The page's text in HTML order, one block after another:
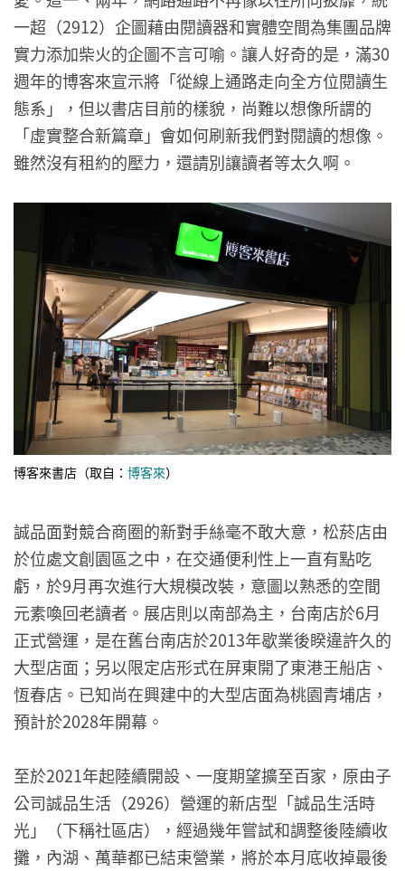
一超（2912）企圖藉由閱讀器和實體空間為集團品牌
實力添加柴火的企圖不言可喻。讓人好奇的是，滿30
週年的博客來宣示將「從線上通路走向全方位閱讀生
態系」，但以書店目前的樣貌，尚難以想像所謂的
「虛實整合新篇章」會如何刷新我們對閱讀的想像。
雖然沒有租約的壓力，還請別讓讀者等太久啊。
博客來書店（取自： 博客來）
誠品面對競合商圈的新對手絲毫不敢大意，松菸店由
於位處文創園區之中，在交通便利性上一直有點吃
虧，於9月再次進行大規模改裝，意圖以熟悉的空間
元素喚回老讀者。展店則以南部為主，台南店於6月
正式營運，是在舊台南店於2013年歇業後睽違許久的
大型店面；另以限定店形式在屏東開了東港王船店、
恆春店。已知尚在興建中的大型店面為桃園青埔店，
預計於2028年開幕。
至於2021年起陸續開設、一度期望擴至百家，原由子
公司誠品生活（2926）營運的新店型「誠品生活時
光」（下稱社區店），經過幾年嘗試和調整後陸續收
攤，內湖、萬華都已結束營業，將於本月底收掉最後